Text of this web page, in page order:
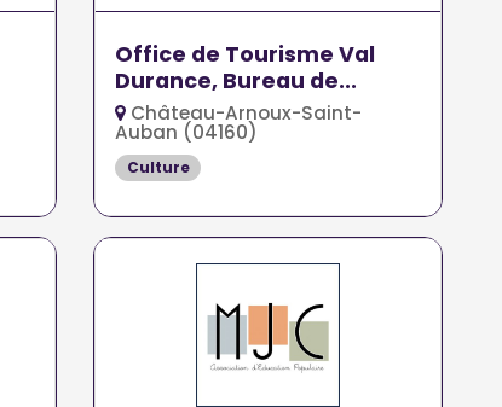
Office de Tourisme Val
Durance, Bureau de...
Château-Arnoux-Saint-
Auban (04160)
Culture